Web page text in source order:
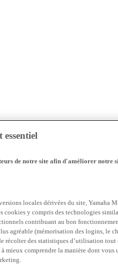
essentiel
de notre site afin d'améliorer notre
locales dérivées du site, Yamaha
cookies y compris des technologies
contribuant au bon
agréable (mémorisation des logins, le
récolter des statistiques d’utilisation
mieux comprendre la manière dont vous